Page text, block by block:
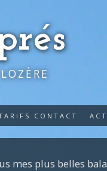
CONTACT
mes plus belles